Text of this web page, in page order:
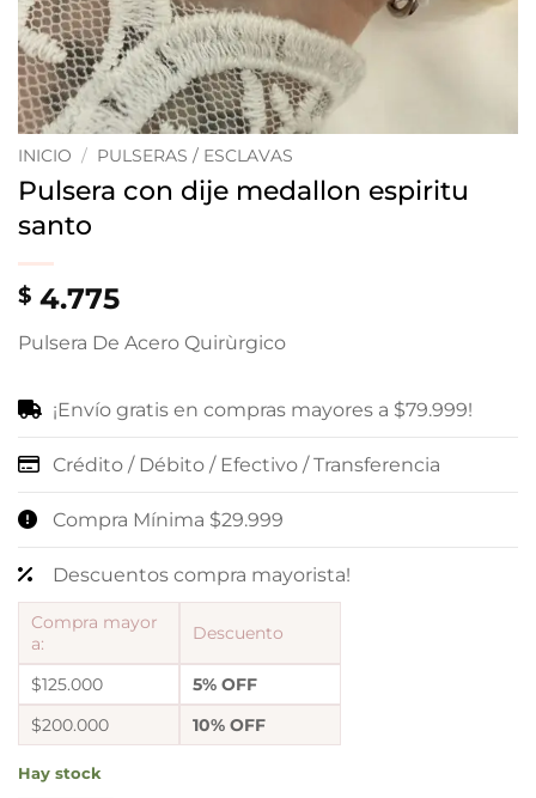
INICIO / PULSERAS / ESCLAVAS
Pulsera con dije medallon espiritu
santo
$ 4.775
Pulsera De Acero Quirùrgico
¡Envío gratis en compras mayores a $79.999!
Crédito / Débito / Efectivo / Transferencia
Compra Mínima $29.999
Descuentos compra mayorista!
Compra mayor
a:
Descuento
$125.000
5% OFF
$200.000
10% OFF
Hay stock